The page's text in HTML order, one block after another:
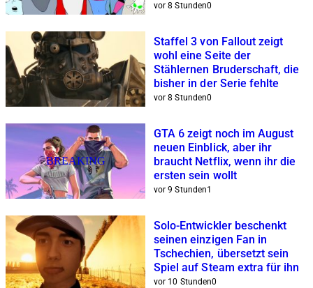
vor 8 Stunden0
Staffel 3 von Fallout zeigt
wohl eine Seite der
Stählernen Bruderschaft, die
bisher in der Serie fehlte
vor 8 Stunden0
BREAKING
GTA 6 zeigt noch im August
neuen Einblick, aber ihr
braucht Netflix, wenn ihr die
ersten sein wollt
vor 9 Stunden1
Solo-Entwickler beschenkt
seinen einzigen Fan in
Tschechien, übersetzt sein
Spiel auf Steam extra für ihn
vor 10 Stunden0